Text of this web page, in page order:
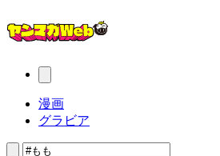
漫画
グラビア